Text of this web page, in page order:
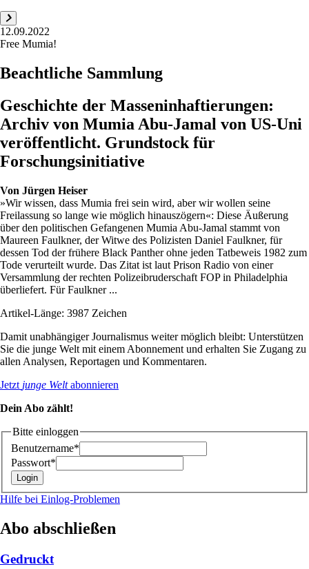
12.09.2022
Free Mumia!
Beachtliche Sammlung
Geschichte der Masseninhaftierungen:
Archiv von Mumia Abu-Jamal von US-Uni
veröffentlicht. Grundstock für
Forschungsinitiative
Von Jürgen Heiser
»Wir wissen, dass Mumia frei sein wird, aber wir wollen seine
Freilassung so lange wie möglich hinauszögern«: Diese Äußerung
über den politischen Gefangenen Mumia Abu-Jamal stammt von
Maureen Faulkner, der Witwe des Polizisten Daniel Faulkner, für
dessen Tod der frühere Black Panther ohne jeden Tatbeweis 1982 zum
Tode verurteilt wurde. Das Zitat ist laut Prison Radio von einer
Versammlung der rechten Polizeibruderschaft FOP in Philadelphia
überliefert. Für Faulkner ...
Artikel-Länge: 3987 Zeichen
Damit unabhängiger Journalismus weiter möglich bleibt: Unterstützen
Sie die junge Welt mit einem Abonnement und erhalten Sie Zugang zu
allen Analysen, Reportagen und Kommentaren.
Jetzt junge Weltabonnieren
Dein Abo zählt!
Bitte einloggen
Benutzername*
Passwort*
Hilfe bei Einlog-Problemen
Abo abschließen
Gedruckt